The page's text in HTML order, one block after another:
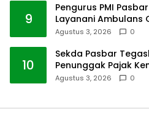
9
Pengurus PMI
Layanani Ambulans
Agustus 3, 2026 0
10
Sekda Pasbar
Penunggak Pajak
Agustus 3, 2026 0